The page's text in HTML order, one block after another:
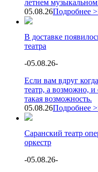
летнем
05.08.26Подробнее
В доставке
театра
-05.08.26-
Если вам вдруг
театр, а возможно, и
такая возможность.
05.08.26Подробнее
Саранский театр
оркестр
-05.08.26-